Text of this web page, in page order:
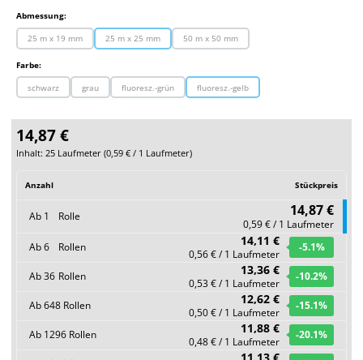
Abmessung:auswählen
25 m x 19 mm
(Diese Option ist zurzeit nicht verfügbar.)
25 m x 25 mm
(Diese Option ist zurzeit nicht verfügbar.)
50 m x 50 mm
(Diese Option ist zurzeit nicht verfügbar.)
Farbe:auswählen
schwarz
(Diese Option ist zurzeit nicht verfügbar.)
grau
(Diese Option ist zurzeit nicht verfügbar.)
fluoresz.-grün
(Diese Option ist zurzeit nicht verfügbar.)
fluoresz.-gelb
(Diese Option ist zurzeit nicht verfügbar.)
14,87 €
Inhalt: 25 Laufmeter (0,59 € / 1 Laufmeter)
Anzahl Stückpreis
Ab 1 Rolle 14,87 €
0,59 € / 1 Laufmeter
Ab6 Rollen 14,11 €
0,56 € / 1 Laufmeter
-5.1%
Ab36 Rollen 13,36 €
0,53 € / 1 Laufmeter
-10.2%
Ab648 Rollen 12,62 €
0,50 € / 1 Laufmeter
-15.1%
Ab 1296 Rollen 11,88 €
0,48 € / 1 Laufmeter
-20.1%